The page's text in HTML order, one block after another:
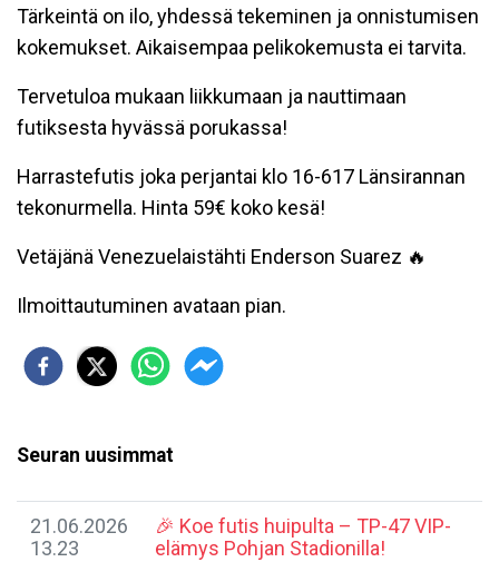
Tärkeintä on ilo, yhdessä tekeminen ja onnistumisen
kokemukset. Aikaisempaa pelikokemusta ei tarvita.
Tervetuloa mukaan liikkumaan ja nauttimaan
futiksesta hyvässä porukassa!
Harrastefutis joka perjantai klo 16-617 Länsirannan
tekonurmella. Hinta 59€ koko kesä!
Vetäjänä Venezuelaistähti Enderson Suarez 🔥
Ilmoittautuminen avataan pian.
Seuran uusimmat
21.06.2026
13.23
🎉 Koe futis huipulta – TP-47 VIP-
elämys Pohjan Stadionilla!